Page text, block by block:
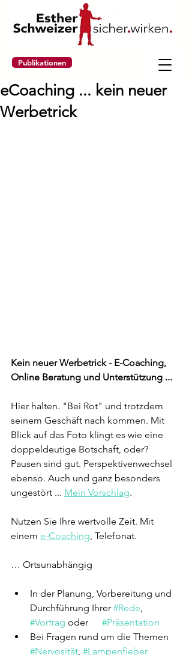
Publikationen
eCoaching ... kein neuer
Werbetrick
Kein neuer Werbetrick - E-Coaching,
Online Beratung und Unterstützung ...
Hier halten. "Bei Rot" und trotzdem
seinem Geschäft nach kommen. Mit
Blick auf das Foto klingt es wie eine
doppeldeutige Botschaft, oder?
Pausen sind gut. Perspektivenwechsel
ebenso. Auch und ganz besonders
ungestört ... Mein Vorschlag.
Nutzen Sie Ihre wertvolle Zeit. Mit
einem e-Coaching, Telefonat.
… Ortsunabhängig​
In der Planung, Vorbereitung und
Durchführung Ihrer #Rede,
#Vortrag
#Präsentation
Bei Fragen rund um die Themen
#Nervosität, #Lampenfieber